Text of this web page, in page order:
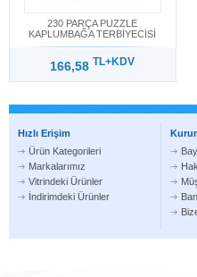
230 PARÇA PUZZLE
KAPLUMBAĞA TERBİYECİSİ
166,58 TL+KDV
Hızlı Erişim
Ürün Kategorileri
Markalarımız
Vitrindeki Ürünler
İndirimdeki Ürünler